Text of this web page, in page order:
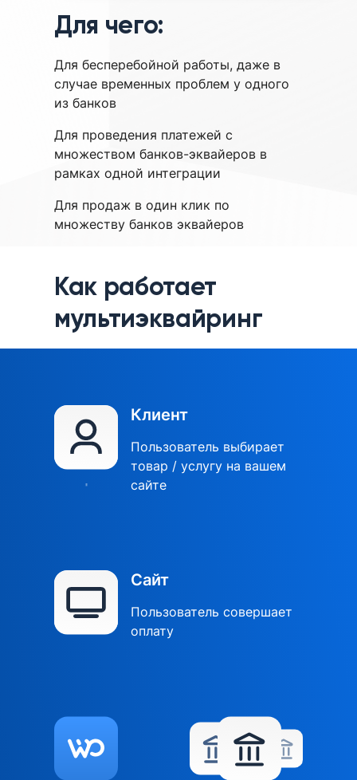
Для чего:
Для бесперебойной работы, даже в
случае временных проблем у одного
из банков
Для проведения платежей с
множеством банков-эквайеров в
рамках одной интеграции
Для продаж в один клик по
множеству банков эквайеров
Как работает
мультиэквайринг
Клиент
Пользователь выбирает
товар / услугу на вашем
сайте
Сайт
Пользователь совершает
оплату